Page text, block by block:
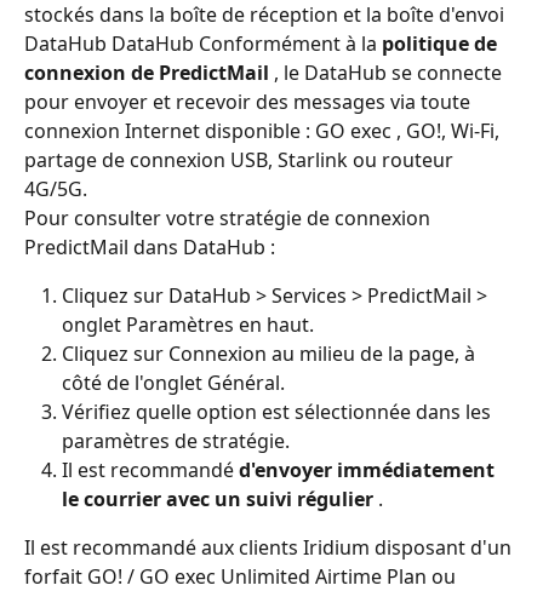
stockés dans la boîte de réception et la boîte d'envoi
DataHub DataHub Conformément à la politique de
connexion de PredictMail , le DataHub se connecte
pour envoyer et recevoir des messages via toute
connexion Internet disponible : GO exec , GO!, Wi-Fi,
partage de connexion USB, Starlink ou routeur
4G/5G.
Pour consulter votre stratégie de connexion
PredictMail dans DataHub :
Cliquez sur DataHub > Services > PredictMail >
onglet Paramètres en haut.
Cliquez sur Connexion au milieu de la page, à
côté de l'onglet Général.
Vérifiez quelle option est sélectionnée dans les
paramètres de stratégie.
Il est recommandé d'envoyer immédiatement
le courrier avec un suivi régulier .
Il est recommandé aux clients Iridium disposant d'un
forfait GO! / GO exec Unlimited Airtime Plan ou